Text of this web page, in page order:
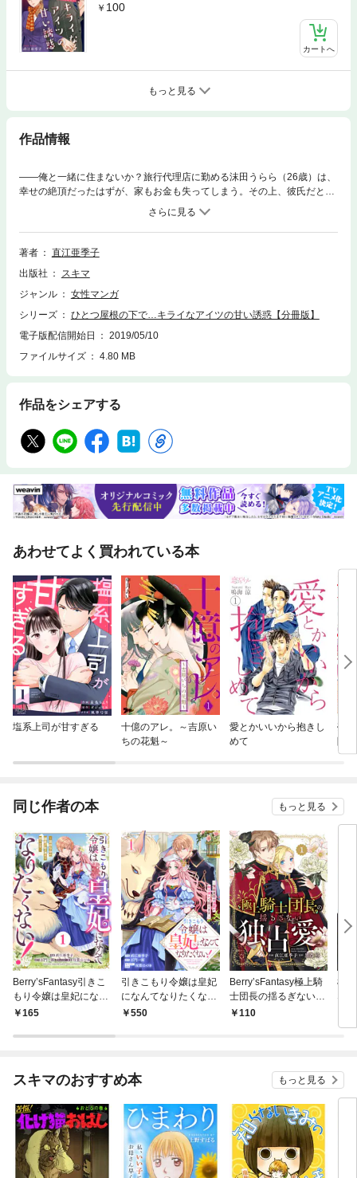
100
カートへ
もっと見る
作品情報
――俺と一緒に住まないか？旅行代理店に勤める沫田うらら（26歳）は、
幸せの絶頂だったはずが、家もお金も失ってしまう。その上、彼氏だと思
っていた年下医大生には二股されていたことが発覚。そんな絶望の淵に立
たされたとき、仕事のライバルで毒舌家な不動武蔵（ふどうむさし）の提
案でしぶしぶ一緒に暮らすことに。いつも意地悪なくせに、こんな時に優
しさなんて見せられたら……キライなはずなのに、次第に気になって―
著者
直江亜季子
出版社
スキマ
ジャンル
女性マンガ
シリーズ
ひとつ屋根の下で…キライなアイツの甘い誘惑【分冊版】
電子版配信開始日
2019/05/10
ファイルサイズ
4.80 MB
作品をシェアする
あわせてよく買われている本
塩系上司が甘すぎる
十億のアレ。～吉原い
ちの花魁～
愛とかいいから抱きし
めて
売
隣
れる
同じ作者の本 もっと見る
Berry’sFantasy引きこ
もり令嬢は皇妃になん
てなりたくない！～強
れで困ります～1巻
165
引きこもり令嬢は皇妃
になんてなりたくな
い！～強面皇帝の溺愛
550
Berry’sFantasy極上騎
士団長の揺るぎない独
占愛1巻
110
極
な
スキマのおすすめ本 もっと見る